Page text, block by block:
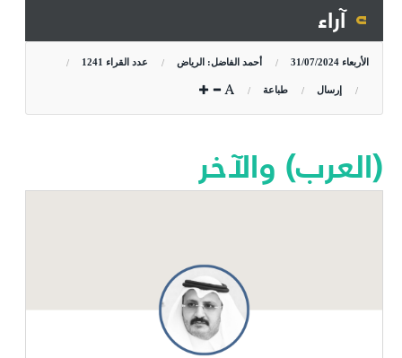
آراء
الأربعاء 31/07/2024 أحمد الفاضل: الرياض عدد القراء 1241
إرسال طباعة
(العرب) والآخر